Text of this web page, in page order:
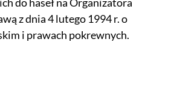
z dnia 4 lutego 1994 r. o
i prawach pokrewnych.